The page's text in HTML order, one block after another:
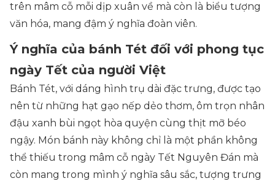
trên mâm cỗ mỗi dịp xuân về mà còn là biểu tượng
văn hóa, mang đậm ý nghĩa đoàn viên.
Ý nghĩa của bánh Tét đối với phong tục
ngày Tết của người Việt
Bánh Tét, với dáng hình trụ dài đặc trưng, được tạo
nên từ những hạt gạo nếp dẻo thơm, ôm trọn nhân
đậu xanh bùi ngọt hòa quyện cùng thịt mỡ béo
ngậy. Món bánh này không chỉ là một phần không
thể thiếu trong mâm cỗ ngày Tết Nguyên Đán mà
còn mang trong mình ý nghĩa sâu sắc, tượng trưng